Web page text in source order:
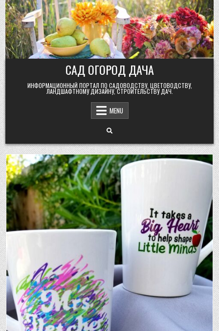
Skip
to
content
САД ОГОРОД ДАЧА
ИНФОРМАЦИОННЫЙ ПОРТАЛ ПО САДОВОДСТВУ, ЦВЕТОВОДСТВУ,
ЛАНДШАФТНОМУ ДИЗАЙНУ, СТРОИТЕЛЬСТВУ ДАЧ.
MENU